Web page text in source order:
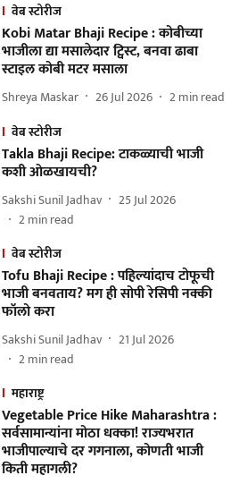
वेब स्टोरीज
Kobi Matar Bhaji Recipe : कोबीच्या
भाजीला द्या मसालेदार ट्विस्ट, बनवा ढाबा
स्टाइल कोबी मटर मसाला
Shreya Maskar 26 Jul 2026 2min read
वेब स्टोरीज
Takla Bhaji Recipe: टाकळ्याची भाजी
कशी ओळखायची?
Sakshi Sunil Jadhav
25 Jul 2026
2min read
वेब स्टोरीज
Tofu Bhaji Recipe : पहिल्यांदाच टोफूची
भाजी बनवताय? मग ही सोपी रेसिपी नक्की
फॉलो करा
Sakshi Sunil Jadhav
21 Jul 2026
2min read
महाराष्ट्र
Vegetable Price Hike Maharashtra :
सर्वसामान्यांना मोठा धक्का! राज्यभरात
भाजीपाल्याचे दर गगनाला, कोणती भाजी
किती महागली?